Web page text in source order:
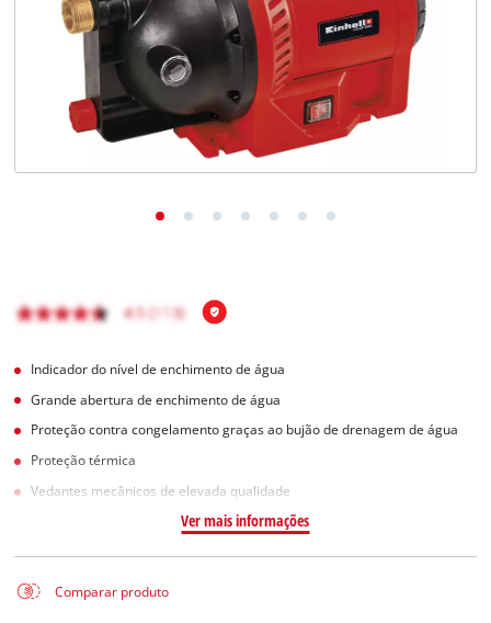
Indicador do nível de enchimento de água
Grande abertura de enchimento de água
Proteção contra congelamento graças ao bujão de drenagem de água
Proteção térmica
Vedantes mecânicos de elevada qualidade
Ver mais informações
Comparar produto